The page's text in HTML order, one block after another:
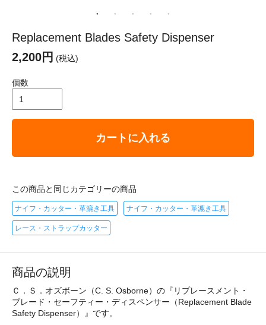
Replacement Blades Safety Dispenser
2,200円 (税込)
個数
カートに入れる
この商品と同じカテゴリーの商品
ナイフ・カッター・革漉き工具 ナイフ・カッター・革漉き工具
レース・ストラップカッター
商品の説明
Ｃ．Ｓ．オズボーン（C. S. Osborne）の『リプレースメント・
ブレード・セーフティー・ディスペンサー（Replacement Blade
Safety Dispenser）』です。